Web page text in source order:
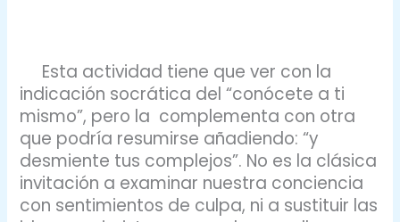
Esta actividad tiene que ver con la
indicación socrática del “conócete a ti
mismo”, pero la complementa con otra
que podría resumirse añadiendo: “y
desmiente tus complejos”. No es la clásica
invitación a examinar nuestra conciencia
con sentimientos de culpa, ni a sustituir las